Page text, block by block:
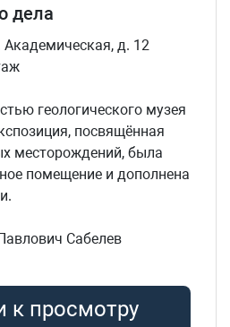
дела
д. 12
геологического музея
посвящённая
месторождений, была
помещение и дополнена
Сабелев
к просмотру